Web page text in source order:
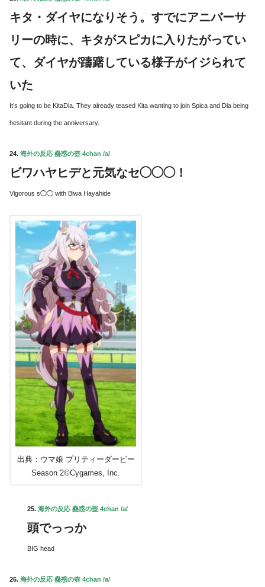
キタ・ダイヤになりそう。すでにアニバーサ
リーの時に、キタがスピカに入りたがってい
て、ダイヤが躊躇している様子がイジられて
いた
It’s going to be KitaDia. They already teased Kita wanting to join Spica and Dia being
hesitant during the anniversary.
24. 海外の反応 蠱惑の壺 4chan /a/
ビワハヤヒデと元気なセ◯◯◯！
Vigorous s◯◯ with Biwa Hayahide
出典：ウマ娘 プリティーダービー
Season 2©Cygames, Inc.
25. 海外の反応 蠱惑の壺 4chan /a/
頭でっっか
BIG head
26. 海外の反応 蠱惑の壺 4chan /a/